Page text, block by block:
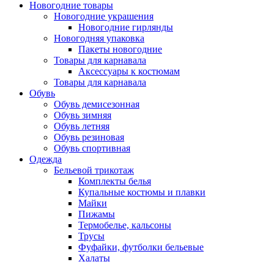
Новогодние товары
Новогодние украшения
Новогодние гирлянды
Новогодняя упаковка
Пакеты новогодние
Товары для карнавала
Аксессуары к костюмам
Товары для карнавала
Обувь
Обувь демисезонная
Обувь зимняя
Обувь летняя
Обувь резиновая
Обувь спортивная
Одежда
Бельевой трикотаж
Комплекты белья
Купальные костюмы и плавки
Майки
Пижамы
Термобелье, кальсоны
Трусы
Фуфайки, футболки бельевые
Халаты